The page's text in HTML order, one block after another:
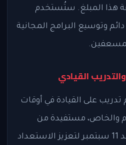
هذا المبلغ. ستُستخدم
وتوسيع البرامج المجانية
القيادي
على القيادة في أوقات
والخاص، مستفيدة من
الدروس المستفادة بعد 11 سبتمبر لتعزيز الاستعداد